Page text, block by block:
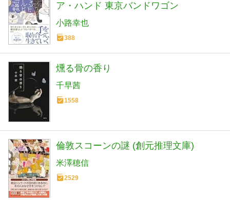
ア・ハンド 東京バンドワゴン
小路幸也
388
燻る骨の香り
千早茜
1558
倫敦スコーンの謎 (創元推理文庫)
米澤穂信
2529